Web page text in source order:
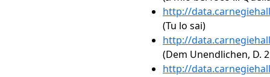
http://
(Tu lo sai)
http://
(Dem Unendlichen, D.
http://